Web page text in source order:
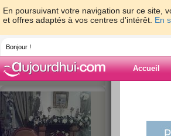
En poursuivant votre navigation sur ce site,
et offres adaptés à vos centres d'intérêt. En
Bonjour !
Accueil
Blog